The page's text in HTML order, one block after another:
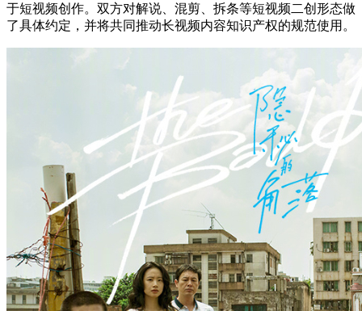
于短视频创作。双方对解说、混剪、拆条等短视频二创形态做
了具体约定，并将共同推动长视频内容知识产权的规范使用。